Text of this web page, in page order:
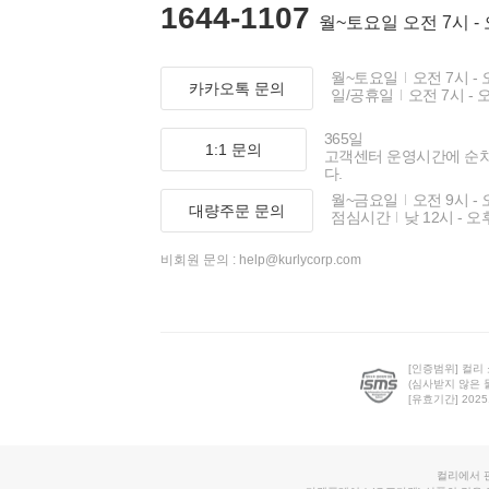
1644-1107 월~토요일 오전 7시 -
카카오톡 문의
월~토요일
오전 7시 -
일/공휴일
오전 7시 -
1:1 문의
365일
고객센터 운영시간에 순
다.
대량주문 문의
월~금요일
오전 9시 -
점심시간
낮 12시 - 오
비회원 문의 : help@kurlycorp.com
[인증범위] 컬리
(심사받지 않은
[유효기간]
컬리에서